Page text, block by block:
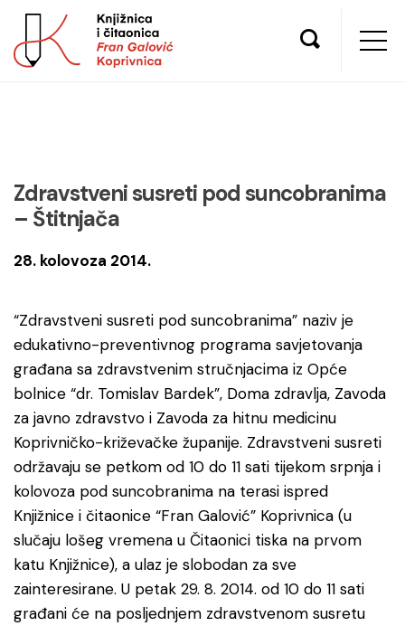
Zdravstveni susreti pod suncobranima
– Štitnjača
28. kolovoza 2014.
“Zdravstveni susreti pod suncobranima” naziv je
edukativno-preventivnog programa savjetovanja
građana sa zdravstvenim stručnjacima iz Opće
bolnice “dr. Tomislav Bardek”, Doma zdravlja, Zavoda
za javno zdravstvo i Zavoda za hitnu medicinu
Koprivničko-križevačke županije. Zdravstveni susreti
održavaju se petkom od 10 do 11 sati tijekom srpnja i
kolovoza pod suncobranima na terasi ispred
Knjižnice i čitaonice “Fran Galović” Koprivnica (u
slučaju lošeg vremena u Čitaonici tiska na prvom
katu Knjižnice), a ulaz je slobodan za sve
zainteresirane. U petak 29. 8. 2014. od 10 do 11 sati
građani će na posljednjem zdravstvenom susretu